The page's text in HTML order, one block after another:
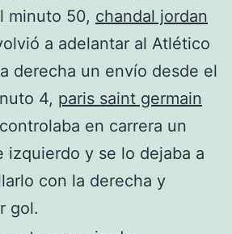
minuto 50, chandal jordan
a adelantar al Atlético
derecha un envío desde el
4, paris saint germain
en carrera un
izquierdo y se lo dejaba a
con la derecha y
gol.